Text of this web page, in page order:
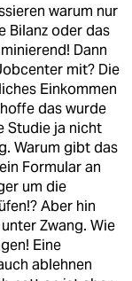
warum nur
Bilanz oder das
Dann
mit? Die
Einkommen
das wurde
Studie ja nicht
Warum gibt das
Formular an
um die
Aber hin
Zwang. Wie
Eine
ablehnen